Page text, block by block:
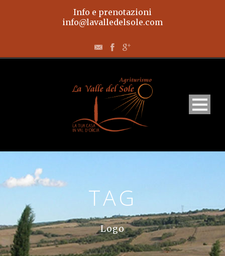
Info e prenotazioni
info@lavalledelsole.com
Appartamenti
L’agriturismo
La Val D’Orcia
TAG
Logo